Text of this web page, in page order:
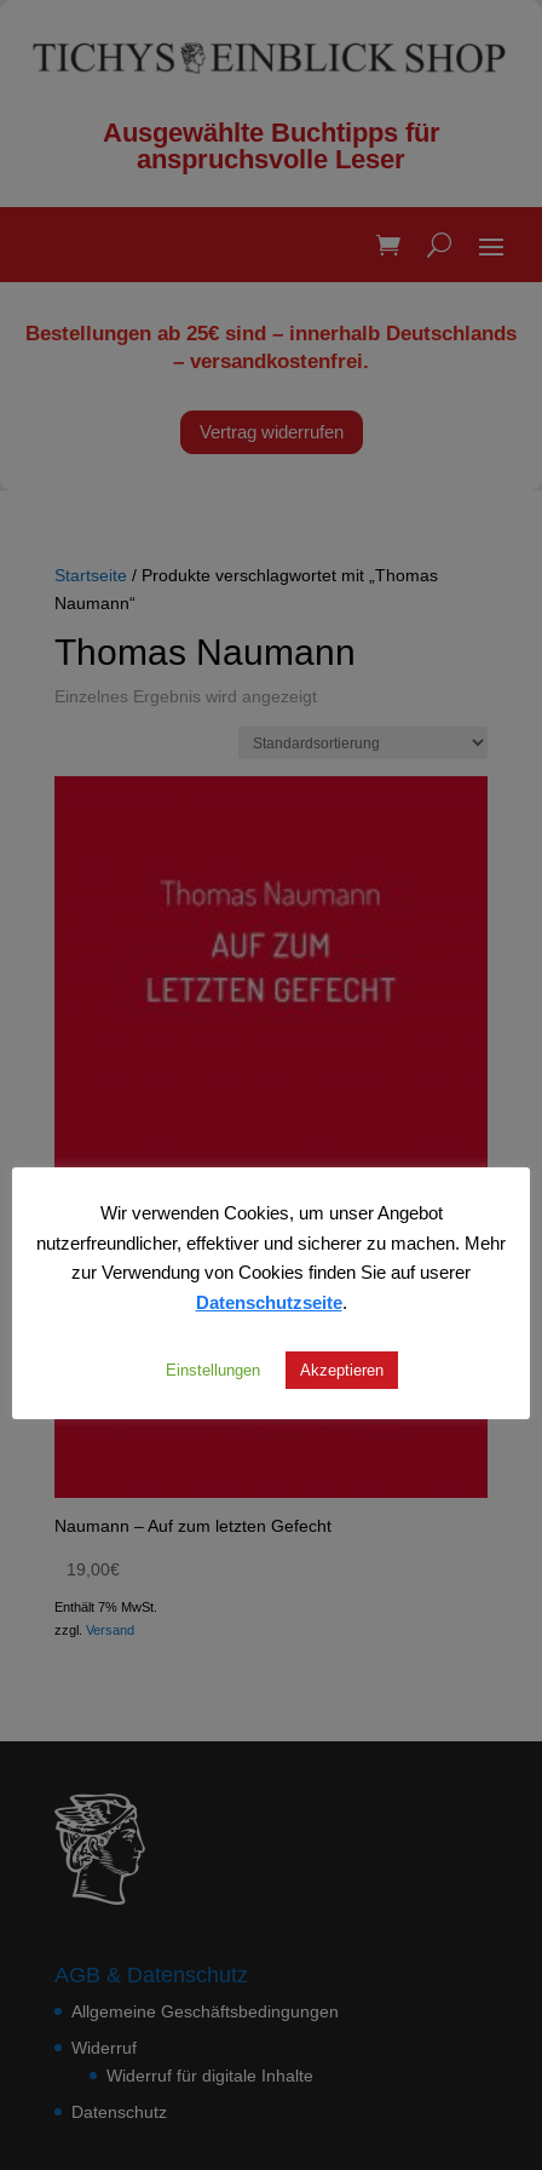
Ausgewählte Buchtipps für
anspruchsvolle Leser
Bestellungen ab 25€ sind – innerhalb Deutschlands
– versandkostenfrei.
Vertrag widerrufen
Startseite / Produkte verschlagwortet mit „Thomas
Naumann“
Thomas Naumann
Einzelnes Ergebnis wird angezeigt
Naumann – Auf zum letzten Gefecht
19,00€
Enthält 7% MwSt.
zzgl. Versand
AGB & Datenschutz
Allgemeine Geschäftsbedingungen
Widerruf
Widerruf für digitale Inhalte
Datenschutz
Wir verwenden Cookies, um unser Angebot
nutzerfreundlicher, effektiver und sicherer zu machen. Mehr
zur Verwendung von Cookies finden Sie auf userer
Datenschutzseite.
Einstellungen Akzeptieren